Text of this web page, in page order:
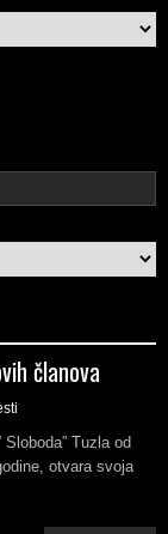
članova
Sloboda” Tuzla od
otvara svoja